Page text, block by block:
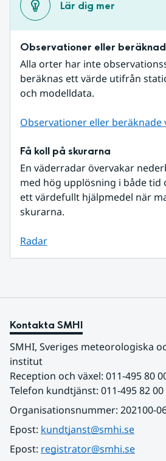
Lär dig mer
Observationer eller
Alla orter har inte
beräknas ett värde utifrån
och modelldata.
Observationer eller beräknade
Få koll på skurarna
En väderradar övervakar
med hög upplösning i både tid
ett värdefullt hjälpmedel när
skurarna.
Radar
Kontakta SMHI
SMHI, Sveriges meteorologiska
institut
Reception och växel: 011-495 80
Telefon kundtjänst: 011-495 82 00
Organisationsnummer: 202100-
Epost: kundtjanst@smhi.se
Epost: registrator@smhi.se